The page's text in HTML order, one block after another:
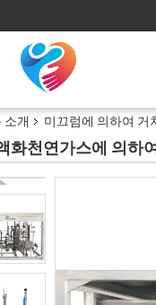
소개 미끄럼에 의하여 거
화천연가스에 의하